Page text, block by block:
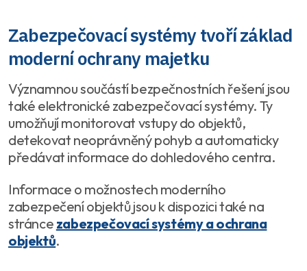
Zabezpečovací systémy tvoří základ
moderní ochrany majetku
Významnou součástí bezpečnostních řešení jsou
také elektronické zabezpečovací systémy. Ty
umožňují monitorovat vstupy do objektů,
detekovat neoprávněný pohyb a automaticky
předávat informace do dohledového centra.
Informace o možnostech moderního
zabezpečení objektů jsou k dispozici také na
stránce zabezpečovací systémy a ochrana
objektů.